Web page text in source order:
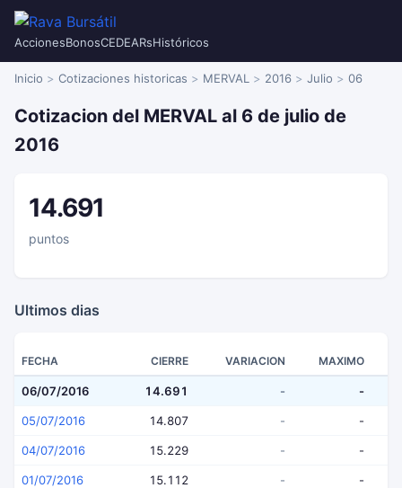
AccionesBonosCEDEARsHistóricos
Inicio Cotizaciones historicas MERVAL 2016 Julio 06
Cotizacion del MERVAL al 6 de julio de
2016
14.691
puntos
Ultimos dias
FECHA CIERRE VARIACION MAXIMO
06/07/2016 14.691 - -
05/07/2016 14.807 - -
04/07/2016 15.229 - -
01/07/2016 15.112 - -